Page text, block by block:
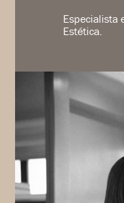
Especialista
Estética.